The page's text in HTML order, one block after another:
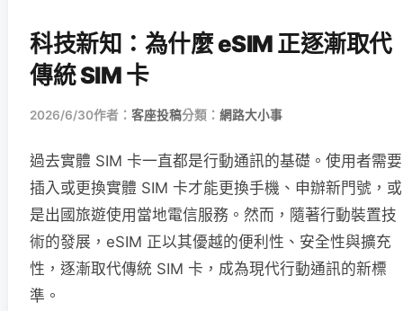
科技新知：為什麼 eSIM 正逐漸取代
傳統 SIM 卡
2026/6/30作者： 客座投稿分類： 網路大小事
過去實體 SIM 卡一直都是行動通訊的基礎。使用者需要
插入或更換實體 SIM 卡才能更換手機、申辦新門號，或
是出國旅遊使用當地電信服務。然而，隨著行動裝置技
術的發展，eSIM 正以其優越的便利性、安全性與擴充
性，逐漸取代傳統 SIM 卡，成為現代行動通訊的新標
準。